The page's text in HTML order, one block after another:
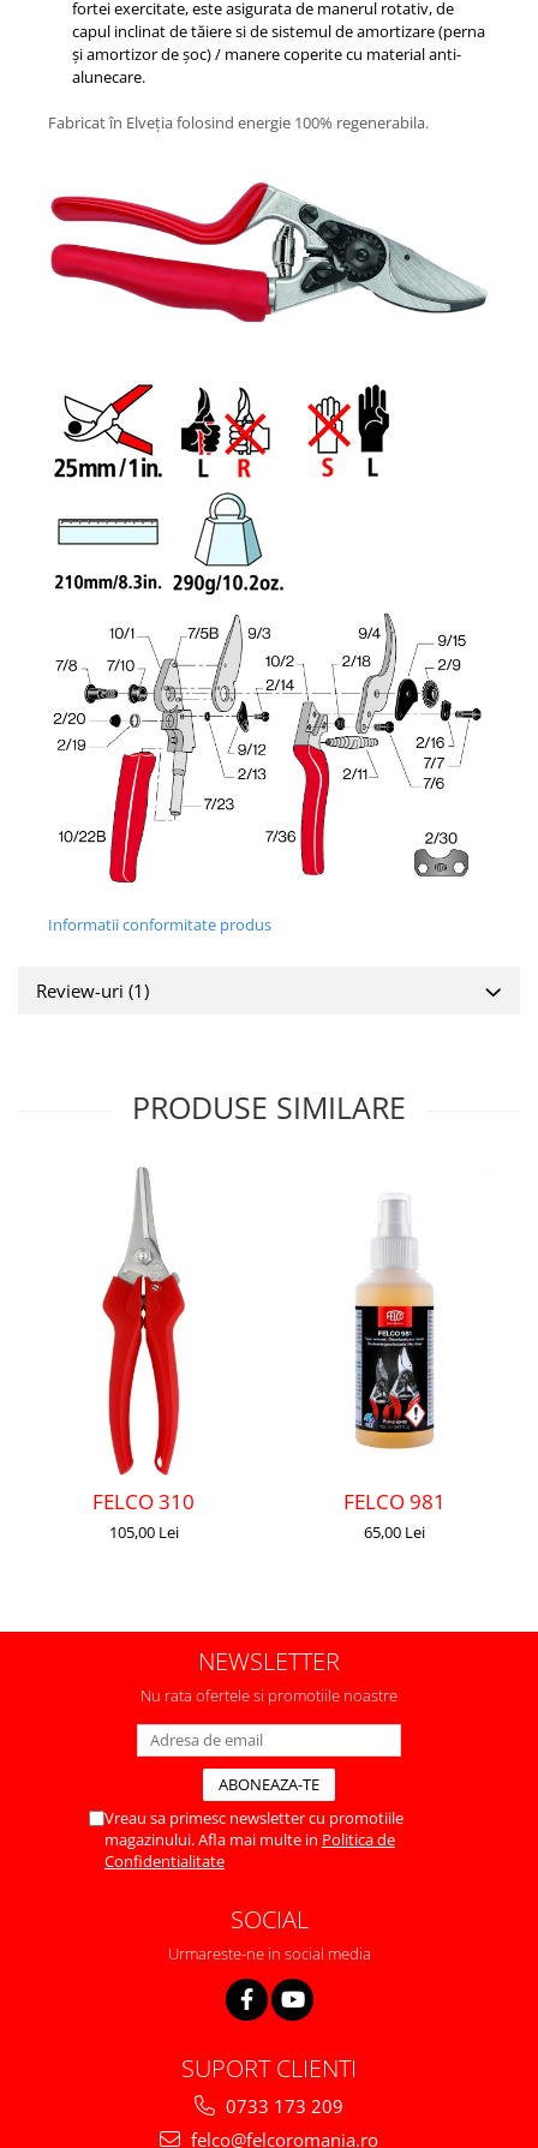
fortei exercitate, este asigurata de manerul rotativ, de
capul inclinat de tăiere si de sistemul de amortizare (perna
și amortizor de șoc) / manere coperite cu material anti-
alunecare.
Fabricat în Elveția folosind energie 100% regenerabila.
Informatii conformitate produs
Review-uri (1)
PRODUSE SIMILARE
FELCO 310
105,00 Lei
FELCO 981
65,00 Lei
NEWSLETTER
Nu rata ofertele si promotiile noastre
Vreau sa primesc newsletter cu promotiile
magazinului. Afla mai multe in Politica de
Confidentialitate
SOCIAL
Urmareste-ne in social media
SUPORT CLIENTI
0733 173 209
felco@felcoromania.ro